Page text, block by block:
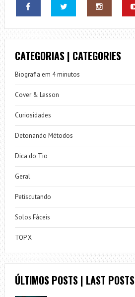
CATEGORIAS | CATEGORIES
Biografia em 4 minutos
Cover & Lesson
Curiosidades
Detonando Métodos
Dica do Tio
Geral
Petiscutando
Solos Fáceis
TOP X
ÚLTIMOS POSTS | LAST POSTS